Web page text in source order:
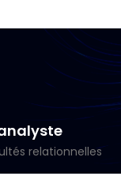
relationnelles